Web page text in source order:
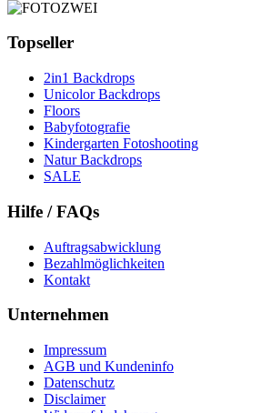
Topseller
2in1 Backdrops
Unicolor Backdrops
Floors
Babyfotografie
Kindergarten Fotoshooting
Natur Backdrops
SALE
Hilfe / FAQs
Auftragsabwicklung
Bezahlmöglichkeiten
Kontakt
Unternehmen
Impressum
AGB und Kundeninfo
Datenschutz
Disclaimer